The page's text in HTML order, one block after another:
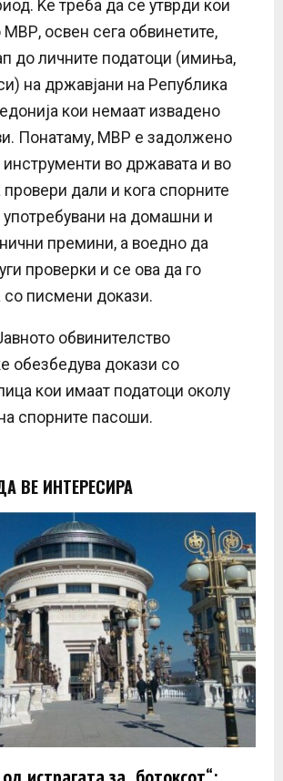
Ќе треба да се утврди кои
МВР, освен сега обвинетите,
до личните податоци (имиња,
на државјани на Република
кои немаат извадено
Понатаму, МВР е задолжено
инструменти во државата и во
провери дали и кога спорните
на домашни и
премини, а воедно да
проверки и се ова да го
со писмени докази.
обвинителство
обезбедува докази со
кои имаат податоци околу
спорните пасоши.​
ВЕ ИНТЕРЕСИРА